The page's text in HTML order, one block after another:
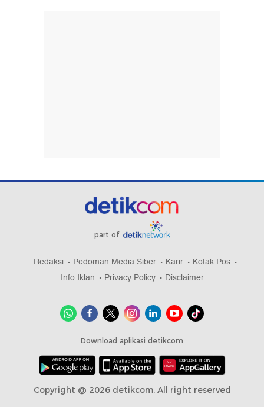
part of
Redaksi Pedoman Media Siber Karir
Kotak Pos
Info Iklan
Privacy Policy Disclaimer
Download aplikasi detikcom
Copyright @ 2026 detikcom, All right reserved